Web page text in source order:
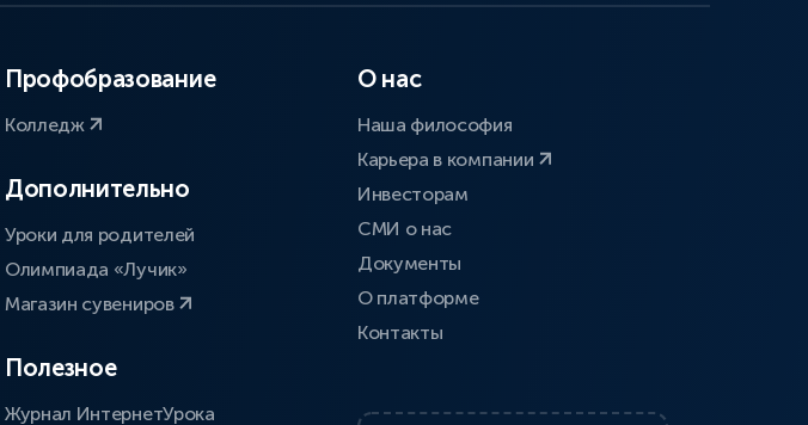
Профобразование
Колледж
Дополнительно
Уроки для родителей
Олимпиада «Лучик»
Магазин сувениров
Полезное
Журнал ИнтернетУрока
О нас
Наша философия
Карьера в компании
Инвесторам
СМИ о нас
Документы
О платформе
Контакты